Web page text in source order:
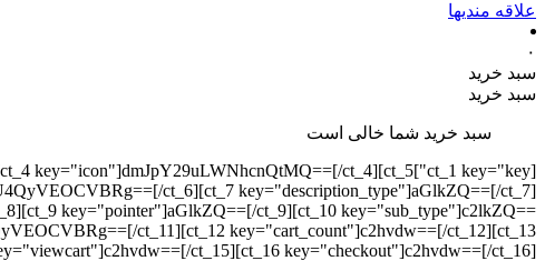
علاقه مندیها
۰
سبد خرید
سبد خرید
سبد خرید شما خالی است
key="icon"]dmJpY29uLWNhcnQtMQ==[/ct_4][ct_5
ct_6][ct_7 key="description_type"]aGlkZQ==[/ct_7]
key="pointer"]aGlkZQ==[/ct_9][ct_10 key="sub_type"]c2lkZQ==
ct_11][ct_12 key="cart_count"]c2hvdw==[/ct_12][ct_13
ct_15][ct_16 key="checkout"]c2hvdw==[/ct_16]